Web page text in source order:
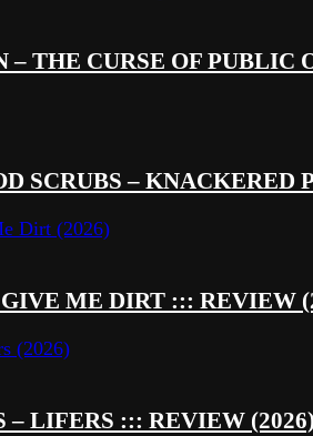
– THE CURSE OF PUBLIC
SCRUBS – KNACKERED
ME DIRT ::: REVIEW
– LIFERS ::: REVIEW (2026)